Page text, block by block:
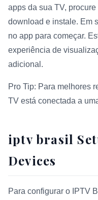
apps da sua TV,
download e instale. Em
no app para começar.
experiência de
adicional.
Pro Tip: Para melhores
TV está conectada a
iptv brasil
Devices
Para configurar o IPTV